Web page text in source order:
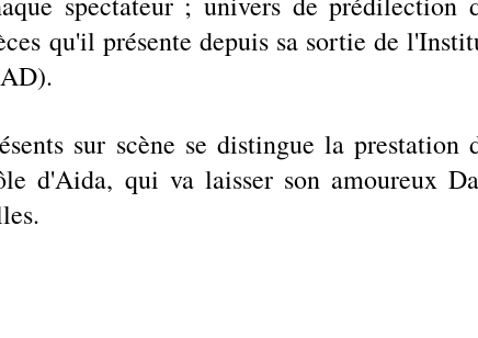
qu'il présente depuis sa sortie de
d'Aida, qui va laisser son amoureux